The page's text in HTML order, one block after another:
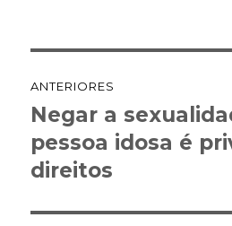
de
Post
ANTERIORES
Post
anterior:
Negar a
pessoa idosa é
direitos